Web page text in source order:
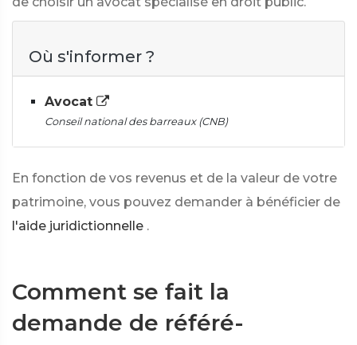
Où s'informer ?
Avocat
Conseil national des barreaux (CNB)
En fonction de vos revenus et de la valeur de votre
patrimoine, vous pouvez demander à bénéficier de
l'aide juridictionnelle .
Comment se fait la
demande de référé-